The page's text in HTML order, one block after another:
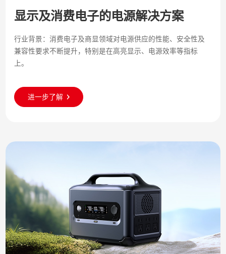
显示及消费电子的电源解决方案
行业背景：消费电子及商显领域对电源供应的性能、安全性及
兼容性要求不断提升，特别是在高亮显示、电源效率等指标
上。
进一步了解